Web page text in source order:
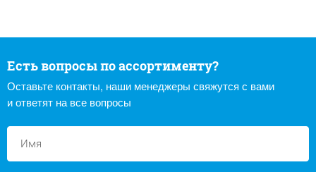
Есть вопросы по ассортименту?
Оставьте контакты, наши менеджеры свяжутся с вами
и ответят на все вопросы